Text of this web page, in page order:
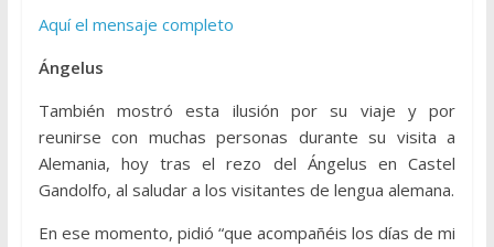
Aquí el mensaje completo
Ángelus
También mostró esta ilusión por su viaje y por
reunirse con muchas personas durante su visita a
Alemania, hoy tras el rezo del Ángelus en Castel
Gandolfo, al saludar a los visitantes de lengua alemana.
En ese momento, pidió “que acompañéis los días de mi